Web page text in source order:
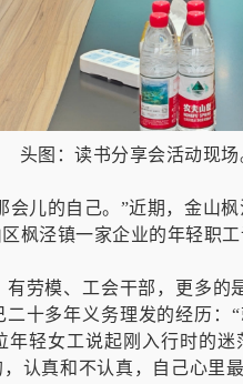
头图：读书分享会活动现
会儿的自己。”近期，金山
枫泾镇一家企业的年轻职
有劳模、工会干部，更多
十多年义务理发的经历：
年轻女工说起刚入行时的
认真和不认真，自己心里